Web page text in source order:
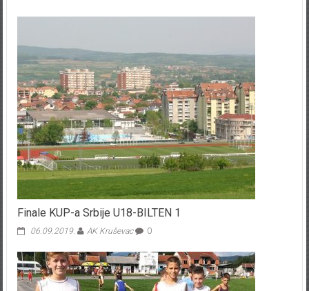
Finale KUP-a Srbije U18-BILTEN 1
06.09.2019. AK Kruševac 0